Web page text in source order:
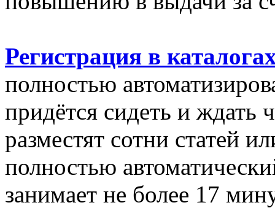
Регистрация в
полностью
придётся сидеть и ждать
разместят сотни статей
полностью
занимает не более 17